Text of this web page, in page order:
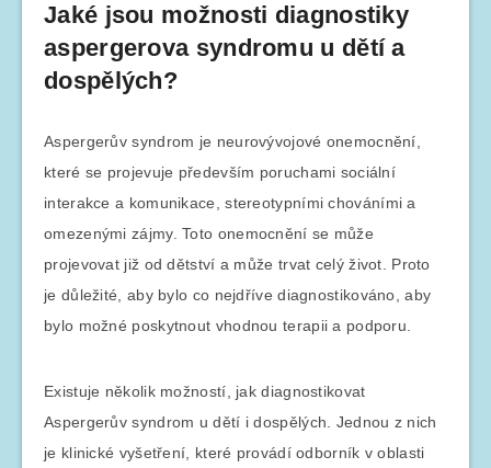
Jaké jsou možnosti diagnostiky
aspergerova syndromu u dětí a
dospělých?
Aspergerův syndrom je neurovývojové onemocnění,
které se projevuje především poruchami sociální
interakce a komunikace, stereotypními chováními a
omezenými zájmy. Toto onemocnění se může
projevovat již od dětství a může trvat celý život. Proto
je důležité, aby bylo co nejdříve diagnostikováno, aby
bylo možné poskytnout vhodnou terapii a podporu.
Existuje několik možností, jak diagnostikovat
Aspergerův syndrom u dětí i dospělých. Jednou z nich
je klinické vyšetření, které provádí odborník v oblasti